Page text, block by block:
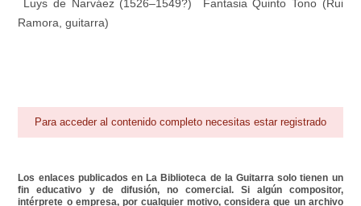
Área personal Reproductor
Luys de Narváez (1526–1549?) Fantasia Quinto Tono (Rui
Ramora, guitarra)
Para acceder al contenido completo necesitas estar registrado
Los enlaces publicados en La Biblioteca de la Guitarra solo tienen un
fin educativo y de difusión, no comercial. Si algún compositor,
intérprete o empresa, por cualquier motivo, considera que un archivo